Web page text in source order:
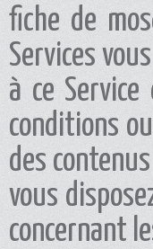
fiche de
Services
à ce
conditions
des
vous
concernant